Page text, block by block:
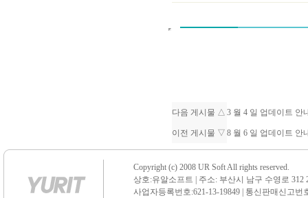
다음 게시물 △ 3 월 4 일 업데이트 안
이전 게시물 ▽ 8 월 6 일 업데이트 안
Copyright (c) 2008 UR Soft All rights reserved.
상호:유알소프트 | 주소: 부산시 남구 수영로 312
사업자등록번호:621-13-19849 | 통신판매신고번